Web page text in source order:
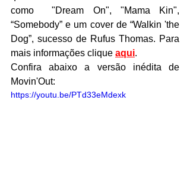
como  "Dream On", "Mama Kin",
“Somebody” e um cover de “Walkin 'the
Dog”, sucesso de Rufus Thomas. Para
mais informações clique aqui.
Confira abaixo a versão inédita de
Movin'Out:
https://youtu.be/PTd33eMdexk